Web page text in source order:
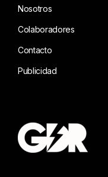
Nosotros
Colaboradores
Contacto
Publicidad